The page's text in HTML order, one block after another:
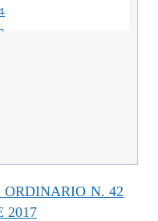
ORDINARIO N. 42
2017